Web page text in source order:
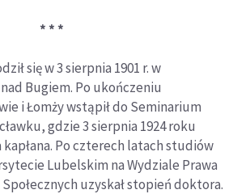
* * *
się w 3 sierpnia 1901 r. w
Bugiem. Po ukończeniu
i Łomży wstąpił do Seminarium
gdzie 3 sierpnia 1924 roku
kapłana. Po czterech latach studiów
Lubelskim na Wydziale Prawa
uzyskał stopień doktora.